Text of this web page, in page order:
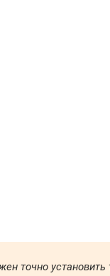
точно установить